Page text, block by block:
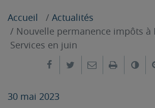
Accueil
Actualités
Nouvelle permanence impôts à
Services en juin
Partager sur Facebook
Partager sur
Envoyer par
30 mai 2023